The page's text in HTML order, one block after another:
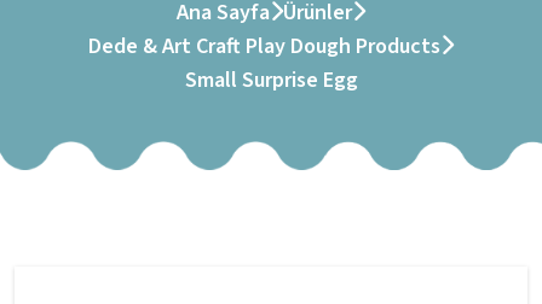
Ana Sayfa Ürünler
Dede & Art Craft Play Dough Products
Small Surprise Egg